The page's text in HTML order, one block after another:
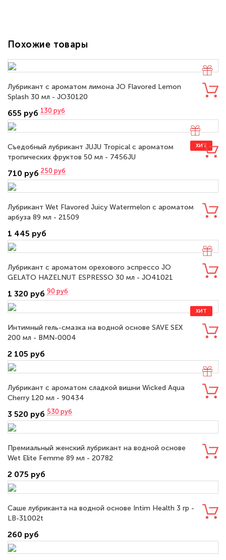
Похожие товары
Лубрикант с ароматом лимона JO Flavored Lemon
Splash 30 мл - JO30120
655 руб 130 руб
ХИТ
Съедобный лубрикант JUJU Tropical с ароматом
тропических фруктов 50 мл - 7456JU
710 руб 250 руб
Лубрикант Wet Flavored Juicy Watermelon с ароматом
арбуза 89 мл - 21509
1 445 руб
Лубрикант с ароматом орехового эспрессо JO
GELATO HAZELNUT ESPRESSO 30 мл - JO41021
1 320 руб 90 руб
ХИТ
Интимный гель-смазка на водной основе SAVE SEX
200 мл - BMN-0004
2 105 руб
Лубрикант с ароматом сладкой вишни Wicked Aqua
Cherry 120 мл - 90434
3 520 руб 530 руб
Премиальный женский лубрикант на водной основе
Wet Elite Femme 89 мл - 20782
2 075 руб
Саше лубриканта на водной основе Intim Health 3 гр -
LB-31002t
260 руб